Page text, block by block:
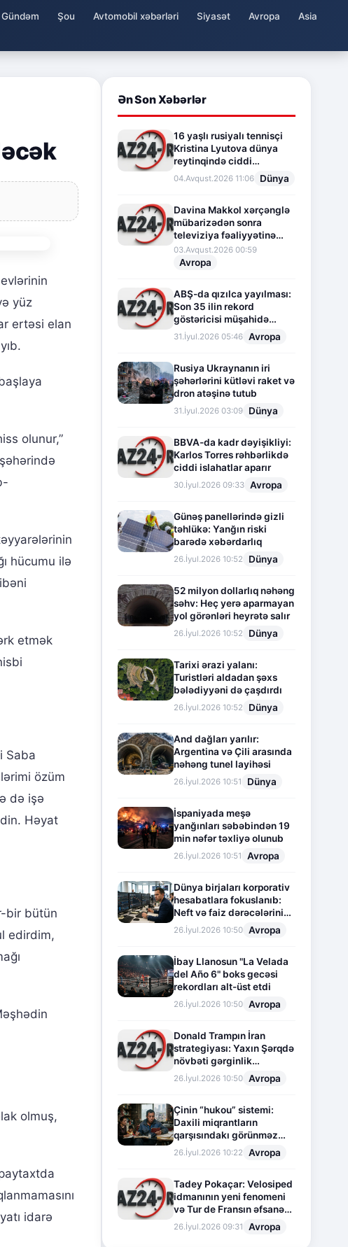
Gündəm Şou Avtomobil xəbərləri Siyasət Avropa
Asia
yüz
ertəsi elan
olunur,”
hücumu ilə
etmək
Saba
özüm
də işə
Həyat
bir bütün
edirdim,
olmuş,
idarə
Ən Son Xəbərlər
16 yaşlı rusiyalı tennisçi
Kristina Lyutova dünya
reytinqində ciddi
irəliləyişə imza atdı
04.Avqust.2026 11:06 Dünya
Davina Makkol xərçənglə
mübarizədən sonra
televiziya fəaliyyətinə
fasilə verir
03.Avqust.2026 00:59
Avropa
ABŞ-da qızılca yayılması:
Son 35 ilin rekord
göstəricisi müşahidə
olunur
31.İyul.2026 05:46 Avropa
Rusiya Ukraynanın iri
şəhərlərini kütləvi raket və
dron atəşinə tutub
31.İyul.2026 03:09 Dünya
BBVA-da kadr dəyişikliyi:
Karlos Torres rəhbərlikdə
ciddi islahatlar aparır
30.İyul.2026 09:33 Avropa
Günəş panellərində gizli
təhlükə: Yanğın riski
barədə xəbərdarlıq
26.İyul.2026 10:52 Dünya
52 milyon dollarlıq nəhəng
səhv: Heç yerə aparmayan
yol görənləri heyrətə salır
26.İyul.2026 10:52 Dünya
Tarixi ərazi yalanı:
Turistləri aldadan şəxs
bələdiyyəni də çaşdırdı
26.İyul.2026 10:52 Dünya
And dağları yarılır:
Argentina və Çili arasında
nəhəng tunel layihəsi
26.İyul.2026 10:51 Dünya
İspaniyada meşə
yanğınları səbəbindən 19
min nəfər təxliyə olunub
26.İyul.2026 10:51 Avropa
Dünya birjaları korporativ
hesabatlara fokuslanıb:
Neft və faiz dərəcələrinin
təsiri altında cari vəziyyət
26.İyul.2026 10:50 Avropa
İbay Llanosun "La Velada
del Año 6" boks gecəsi
rekordları alt-üst etdi
26.İyul.2026 10:50 Avropa
Donald Trampın İran
strategiyası: Yaxın Şərqdə
növbəti gərginlik
mərhələsi
26.İyul.2026 10:50 Avropa
Çinin “hukou” sistemi:
Daxili miqrantların
qarşısındakı görünməz
sədd
26.İyul.2026 10:22 Avropa
Tadey Pokaçar: Velosiped
idmanının yeni fenomeni
və Tur de Fransın əfsanəvi
səhifəsi
26.İyul.2026 09:31 Avropa